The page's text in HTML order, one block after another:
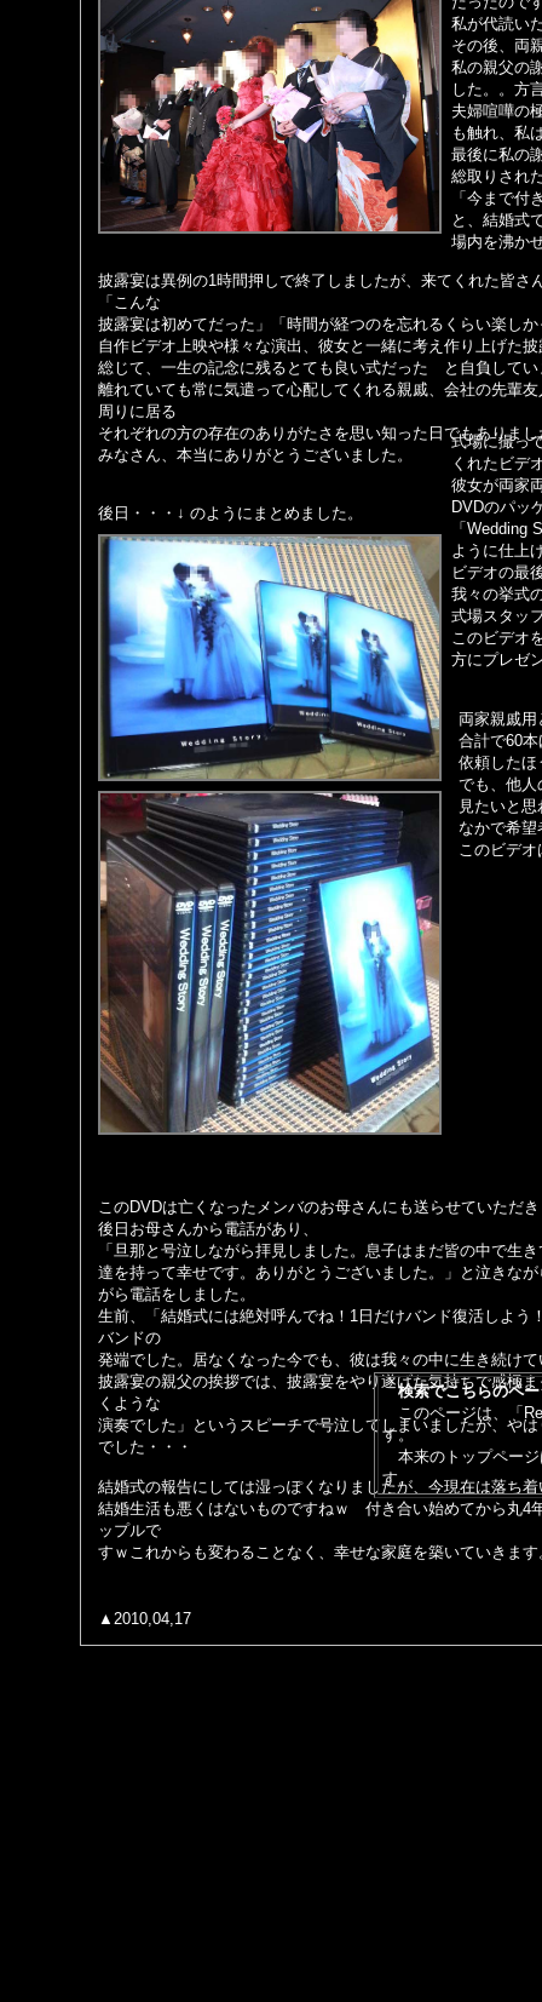
披露宴は異例の1時間押しで終了しましたが、来てくれた皆
「こんな
披露宴は初めてだった」「時間が経つのを忘れるくらい楽し
自作ビデオ上映や様々な演出、彼女と一緒に考え作り上げた
総じて、一生の記念に残るとても良い式だった と自負してい
離れていても常に気遣って心配してくれる親戚、会社の先輩
周りに居る
それぞれの方の存在のありがたさを思い知った日でもありまし
みなさん、本当にありがとうございました。
後日・・・↓ のようにまとめました。
このDVDは亡くなったメンバのお母さんにも送らせていただ
後日お母さんから電話があり、
「旦那と号泣しながら拝見しました。息子はまだ皆の中で生
達を持って幸せです。ありがとうございました。」と泣きな
がら電話をしました。
生前、「結婚式には絶対呼んでね！1日だけバンド復活しよう
バンドの
発端でした。居なくなった今でも、彼は我々の中に生き続け
披露宴の親父の挨拶では、披露宴をやり遂げた気持ちで感極
くような
演奏でした」というスピーチで号泣してしまいましたが、や
でした・・・
結婚式の報告にしては湿っぽくなりましたが、今現在は落ち
結婚生活も悪くはないものですねｗ 付き合い始めてから丸4
ップルで
すｗこれからも変わることなく、幸せな家庭を築いていきます
▲2010,04,17
検索でこちらのペー
このページは、「
す。
本来のトップペー
す。
両家親戚用
合計で60
依頼したほ
でも、他人
見たいと
なかで希望
このビデ
式場に撮っ
くれたビデ
彼女が両家
DVDのパッ
「Wedding
ように仕上
ビデオの最
我々の挙式
式場スタッ
このビデオ
方にプレゼ
私が代読い
その後、両
私の親父の
した。。方
夫婦喧嘩の
も触れ、私
最後に私の
総取りされ
「今まで付
と、結婚式
場内を沸か